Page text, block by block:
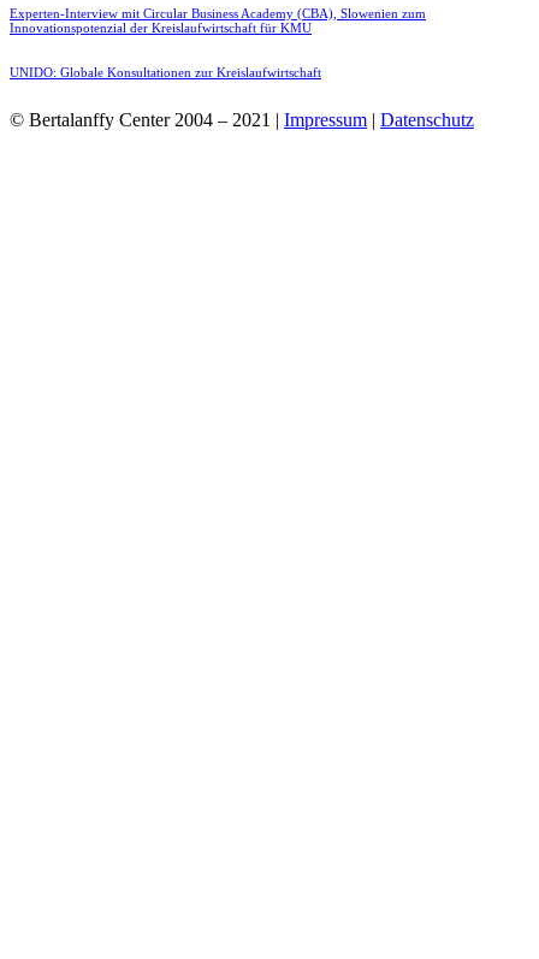
Experten-Interview mit Circular Business Academy (CBA), Slowenien zum
Innovationspotenzial der Kreislaufwirtschaft für KMU
UNIDO: Globale Konsultationen zur Kreislaufwirtschaft
© Bertalanffy Center 2004 – 2021 | Impressum | Datenschutz